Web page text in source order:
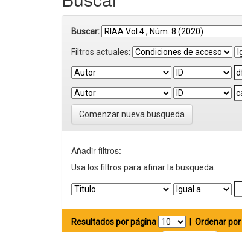
Buscar:
Filtros actuales:
Comenzar nueva busqueda
Añadir filtros:
Usa los filtros para afinar la busqueda.
Resultados por página Ordenar por